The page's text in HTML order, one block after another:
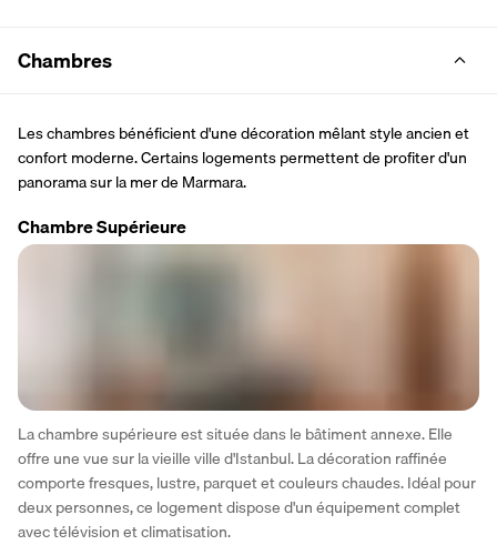
Chambres
Les chambres bénéficient d'une décoration mêlant style ancien et
confort moderne. Certains logements permettent de profiter d'un
panorama sur la mer de Marmara.
Chambre Supérieure
La chambre supérieure est située dans le bâtiment annexe. Elle
offre une vue sur la vieille ville d'Istanbul. La décoration raffinée
comporte fresques, lustre, parquet et couleurs chaudes. Idéal pour
deux personnes, ce logement dispose d'un équipement complet
avec télévision et climatisation.